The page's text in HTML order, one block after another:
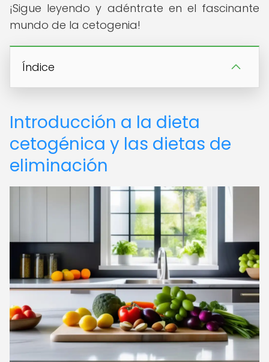
¡Sigue leyendo y adéntrate en el fascinante
mundo de la cetogenia!
Índice
Introducción a la dieta
cetogénica y las dietas de
eliminación